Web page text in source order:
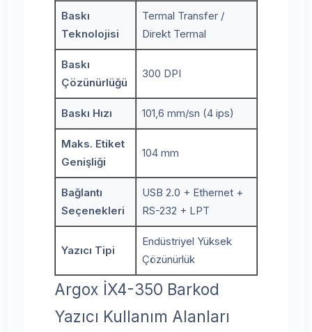
Baskı
Teknolojisi
Termal Transfer /
Direkt Termal
Baskı
Çözünürlüğü
300 DPI
Baskı Hızı 101,6 mm/sn (4 ips)
Maks. Etiket
Genişliği
104 mm
Bağlantı
Seçenekleri
USB 2.0 + Ethernet +
RS-232 + LPT
Yazıcı Tipi
Endüstriyel Yüksek
Çözünürlük
Argox İX4-350 Barkod
Yazıcı Kullanım Alanları